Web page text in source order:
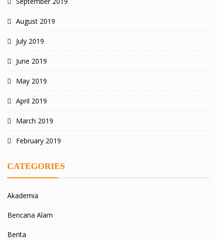
August 2019
July 2019
June 2019
May 2019
April 2019
March 2019
February 2019
CATEGORIES
Akademia
Bencana Alam
Berita